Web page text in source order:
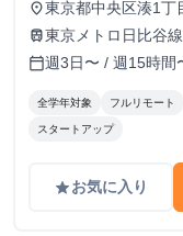
合変動あり
place東京都中央区湊1丁
train東京メトロ日比谷
分
calendar_today週3日〜 / 週15時間
全学年対象 フルリモート
スタートアップ
gradeお気に入り